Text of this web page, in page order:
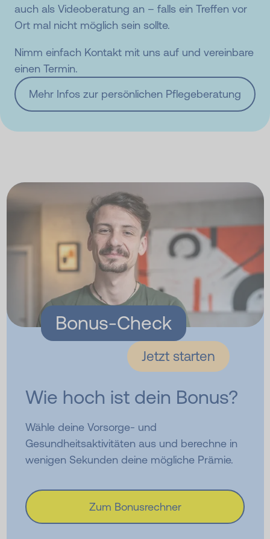
auch als Videoberatung an – falls ein Treffen vor
Ort mal nicht möglich sein sollte.
Nimm einfach Kontakt mit uns auf und vereinbare
einen Termin.
Mehr Infos zur persönlichen Pflegeberatung
Bonus-Check
Jetzt starten
Wie hoch ist dein Bonus?
Wähle deine Vorsorge- und
Gesundheitsaktivitäten aus und berechne in
wenigen Sekunden deine mögliche Prämie.
Zum Bonusrechner